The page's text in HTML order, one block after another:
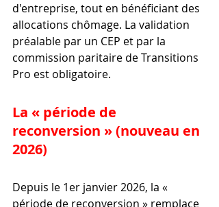
d'entreprise, tout en bénéficiant des
allocations chômage. La validation
préalable par un CEP et par la
commission paritaire de Transitions
Pro est obligatoire.
La « période de
reconversion » (nouveau en
2026)
Depuis le 1er janvier 2026, la «
période de reconversion » remplace